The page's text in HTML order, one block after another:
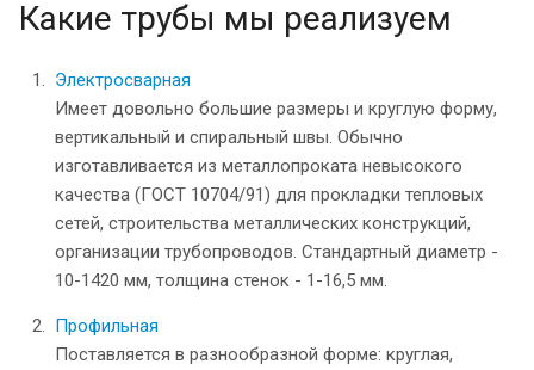
Какие трубы мы реализуем
Электросварная
Имеет довольно большие размеры и круглую форму,
вертикальный и спиральный швы. Обычно
изготавливается из металлопроката невысокого
качества (ГОСТ 10704/91) для прокладки тепловых
сетей, строительства металлических конструкций,
организации трубопроводов. Стандартный диаметр -
10-1420 мм, толщина стенок - 1-16,5 мм.
Профильная
Поставляется в разнообразной форме: круглая,